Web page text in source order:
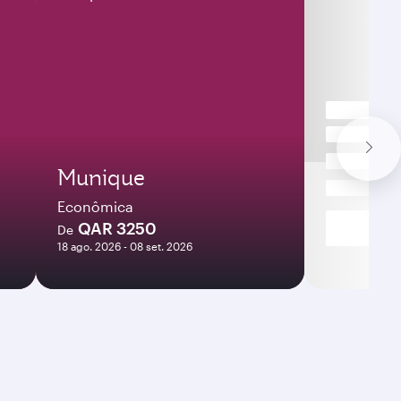
Munique
Econômica
De QAR 3250
18 ago. 2026 - 08 set. 2026